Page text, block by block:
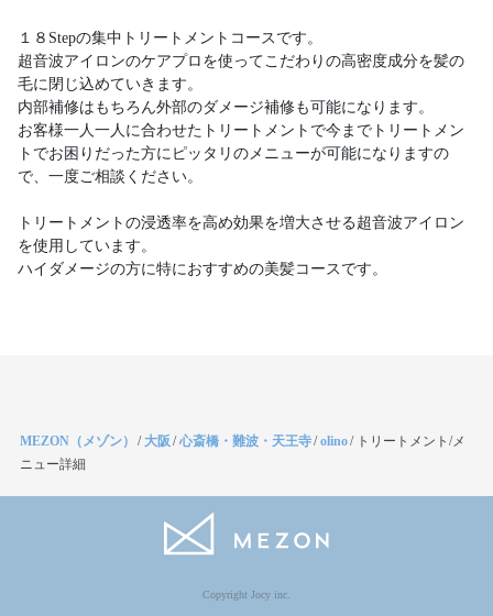
１８Stepの集中トリートメントコースです。
超音波アイロンのケアプロを使ってこだわりの高密度成分を髪の
毛に閉じ込めていきます。
内部補修はもちろん外部のダメージ補修も可能になります。
お客様一人一人に合わせたトリートメントで今までトリートメン
トでお困りだった方にピッタリのメニューが可能になりますの
で、一度ご相談ください。
トリートメントの浸透率を高め効果を増大させる超音波アイロン
を使用しています。
ハイダメージの方に特におすすめの美髪コースです。
MEZON（メゾン） /大阪 /心斎橋・難波・天王寺/olino/ トリートメント/メ
ニュー詳細
Copyright Jocy inc.